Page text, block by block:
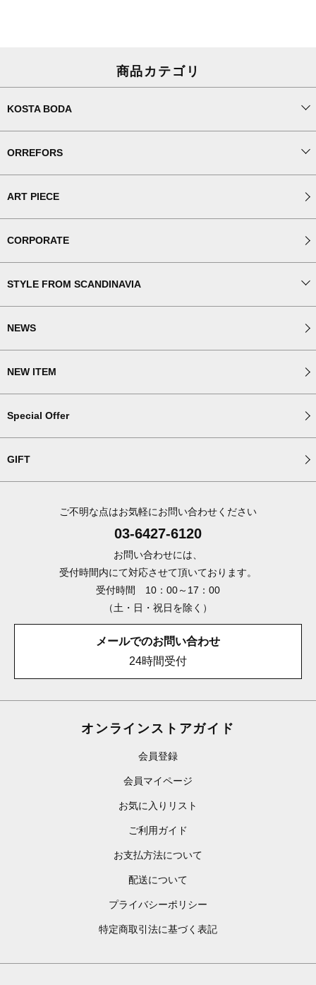
商品カテゴリ
KOSTA BODA
ORREFORS
ART PIECE
CORPORATE
STYLE FROM SCANDINAVIA
NEWS
NEW ITEM
Special Offer
GIFT
ご不明な点はお気軽にお問い合わせください
03-6427-6120
お問い合わせには、
受付時間内にて対応させて頂いております。
受付時間 10：00～17：00
（土・日・祝日を除く）
メールでのお問い合わせ
24時間受付
オンラインストアガイド
会員登録
会員マイページ
お気に入りリスト
ご利用ガイド
お支払方法について
配送について
プライバシーポリシー
特定商取引法に基づく表記